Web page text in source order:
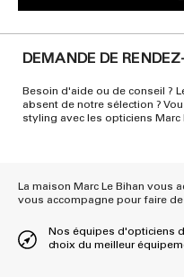
DEMANDE DE
Besoin d'aide ou de conseil ?
absent de notre sélection ?
styling avec les opticiens Marc
La maison Marc Le Bihan vous
vous accompagne pour faire
Nos équipes d'opticiens
choix du meilleur